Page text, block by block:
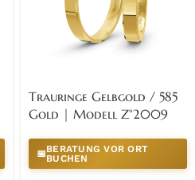
Trauringe Gelbgold / 585
Gold | Modell Z°2009
📅BERATUNG VOR ORT
BUCHEN